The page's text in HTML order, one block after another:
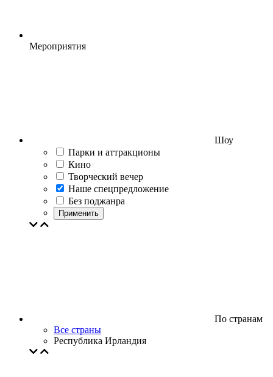
Мероприятия
Шоу
Парки и аттракционы
Кино
Творческий вечер
Наше спецпредложение
Без поджанра
Применить
По странам
Все страны
Республика Ирландия